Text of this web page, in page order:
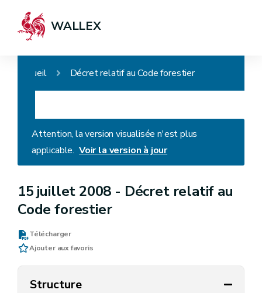
WALLEX
Accueil Décret relatif au Code forestier
Attention, la version visualisée n'est plus
applicable. Voir la version à jour
15 juillet 2008 - Décret relatif au
Code forestier
Télécharger
Ajouter aux favoris
Structure